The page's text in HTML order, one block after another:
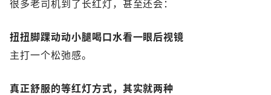
很多老司机到了长红灯，甚至还会：
扭扭脚踝动动小腿喝口水看一眼后视镜
主打一个松弛感。
真正舒服的等红灯方式，其实就两种